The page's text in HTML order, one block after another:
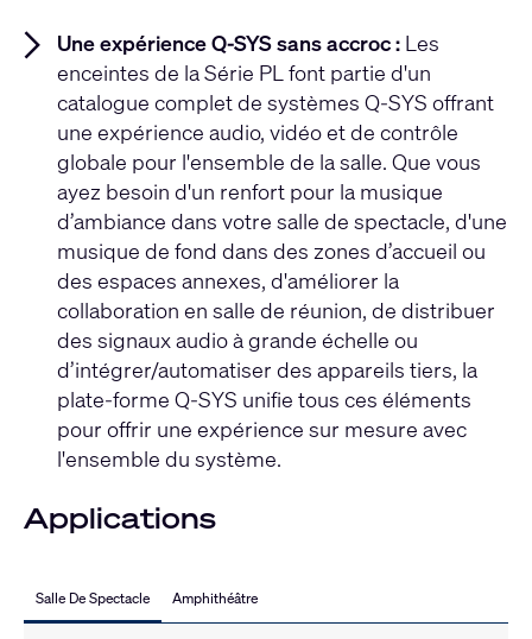
Une expérience Q-SYS sans accroc : Les
enceintes de la Série PL font partie d'un
catalogue complet de systèmes Q-SYS offrant
une expérience audio, vidéo et de contrôle
globale pour l'ensemble de la salle. Que vous
ayez besoin d'un renfort pour la musique
d’ambiance dans votre salle de spectacle, d'une
musique de fond dans des zones d’accueil ou
des espaces annexes, d'améliorer la
collaboration en salle de réunion, de distribuer
des signaux audio à grande échelle ou
d’intégrer/automatiser des appareils tiers, la
plate-forme Q-SYS unifie tous ces éléments
pour offrir une expérience sur mesure avec
l'ensemble du système.
Applications
Salle De Spectacle Amphithéâtre